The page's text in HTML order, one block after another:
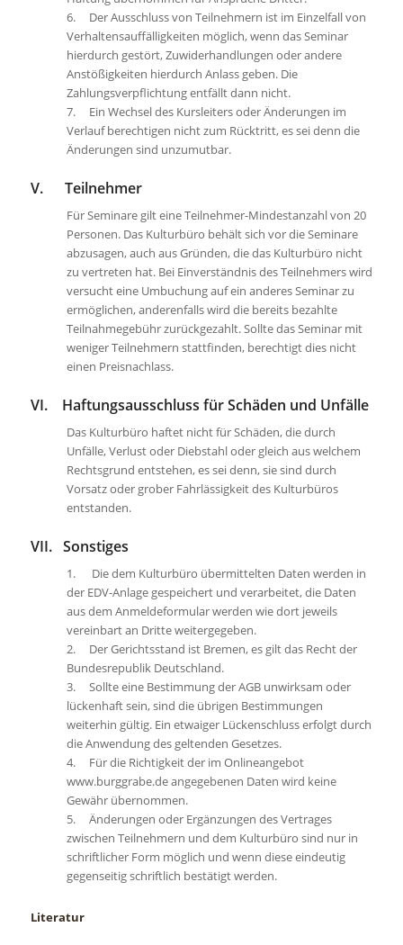
6. Der Ausschluss von Teilnehmern ist im Einzelfall von
Verhaltensauffälligkeiten möglich, wenn das Seminar
hierdurch gestört, Zuwiderhandlungen oder andere
Anstößigkeiten hierdurch Anlass geben. Die
Zahlungsverpflichtung entfällt dann nicht.
7. Ein Wechsel des Kursleiters oder Änderungen im
Verlauf berechtigen nicht zum Rücktritt, es sei denn die
Änderungen sind unzumutbar.
V. Teilnehmer
Für Seminare gilt eine Teilnehmer-Mindestanzahl von 20
Personen. Das Kulturbüro behält sich vor die Seminare
abzusagen, auch aus Gründen, die das Kulturbüro nicht
zu vertreten hat. Bei Einverständnis des Teilnehmers wird
versucht eine Umbuchung auf ein anderes Seminar zu
ermöglichen, anderenfalls wird die bereits bezahlte
Teilnahmegebühr zurückgezahlt. Sollte das Seminar mit
weniger Teilnehmern stattfinden, berechtigt dies nicht
einen Preisnachlass.
VI. Haftungsausschluss für Schäden und Unfälle
Das Kulturbüro haftet nicht für Schäden, die durch
Unfälle, Verlust oder Diebstahl oder gleich aus welchem
Rechtsgrund entstehen, es sei denn, sie sind durch
Vorsatz oder grober Fahrlässigkeit des Kulturbüros
entstanden.
VII. Sonstiges
1. Die dem Kulturbüro übermittelten Daten werden in
der EDV-Anlage gespeichert und verarbeitet, die Daten
aus dem Anmeldeformular werden wie dort jeweils
vereinbart an Dritte weitergegeben.
2. Der Gerichtsstand ist Bremen, es gilt das Recht der
Bundesrepublik Deutschland.
3. Sollte eine Bestimmung der AGB unwirksam oder
lückenhaft sein, sind die übrigen Bestimmungen
weiterhin gültig. Ein etwaiger Lückenschluss erfolgt durch
die Anwendung des geltenden Gesetzes.
4. Für die Richtigkeit der im Onlineangebot
www.burggrabe.de angegebenen Daten wird keine
Gewähr übernommen.
5. Änderungen oder Ergänzungen des Vertrages
zwischen Teilnehmern und dem Kulturbüro sind nur in
schriftlicher Form möglich und wenn diese eindeutig
gegenseitig schriftlich bestätigt werden.
Literatur